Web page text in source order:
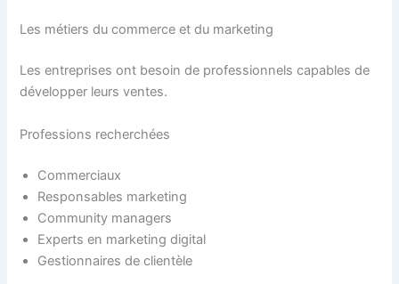
Les métiers du commerce et du marketing
Les entreprises ont besoin de professionnels capables de
développer leurs ventes.
Professions recherchées
Commerciaux
Responsables marketing
Community managers
Experts en marketing digital
Gestionnaires de clientèle